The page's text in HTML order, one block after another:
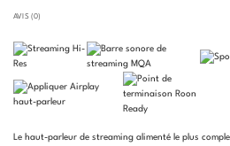
AVIS (0)
Le haut-parleur de streaming alimenté le plus